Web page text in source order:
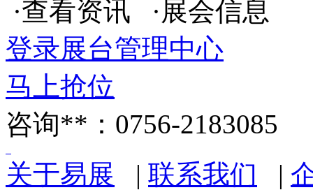
·查看资讯 ·展会信息
登录展台管理中心
马上抢位
咨询**：0756-2183085
关于易展 | 联系我们 |